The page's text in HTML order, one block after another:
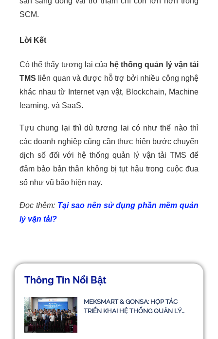
SCM.
Lời Kết
Có thể thấy tương lai của hệ thống quản lý vận tải
TMS liên quan và được hỗ trợ bởi nhiều công nghệ
khác nhau từ Internet vạn vật, Blockchain, Machine
learning, và SaaS.
Tựu chung lại thì dù tương lai có như thế nào thì
các doanh nghiệp cũng cần thực hiện bước chuyển
dịch số đối với hệ thống quản lý vận tải TMS để
đảm bảo bản thân không bị tụt hậu trong cuộc đua
số như vũ bão hiện nay.
Đọc thêm: Tại sao nên sử dụng phần mềm quản
lý vận tải?
Thông Tin Nổi Bật
MEKSMART & GONSA: HỢP TÁC
TRIỂN KHAI HỆ THỐNG QUẢN LÝ